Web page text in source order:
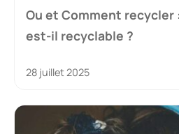
Ou et Comment recycler
est-il recyclable ?
28 juillet 2025